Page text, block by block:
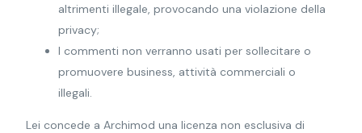
altrimenti illegale, provocando una violazione della
privacy;
I commenti non verranno usati per sollecitare o
promuovere business, attività commerciali o
illegali.
Lei concede a Archimod una licenza non esclusiva di